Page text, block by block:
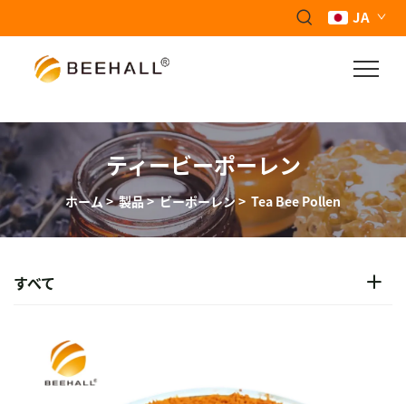
JA
ティービーポーレン
ホーム>製品>ビーポーレン > Tea Bee Pollen
すべて